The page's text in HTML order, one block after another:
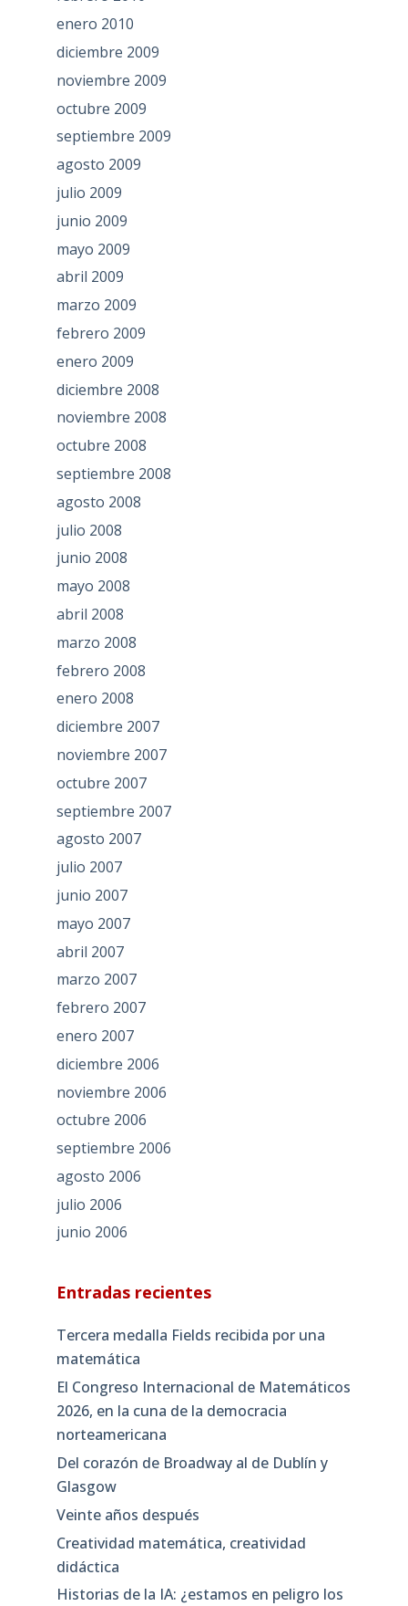
enero 2010
diciembre 2009
noviembre 2009
octubre 2009
septiembre 2009
agosto 2009
julio 2009
junio 2009
mayo 2009
abril 2009
marzo 2009
febrero 2009
enero 2009
diciembre 2008
noviembre 2008
octubre 2008
septiembre 2008
agosto 2008
julio 2008
junio 2008
mayo 2008
abril 2008
marzo 2008
febrero 2008
enero 2008
diciembre 2007
noviembre 2007
octubre 2007
septiembre 2007
agosto 2007
julio 2007
junio 2007
mayo 2007
abril 2007
marzo 2007
febrero 2007
enero 2007
diciembre 2006
noviembre 2006
octubre 2006
septiembre 2006
agosto 2006
julio 2006
junio 2006
Entradas recientes
Tercera medalla Fields recibida por una
matemática
El Congreso Internacional de Matemáticos
2026, en la cuna de la democracia
norteamericana
Del corazón de Broadway al de Dublín y
Glasgow
Veinte años después
Creatividad matemática, creatividad
didáctica
Historias de la IA: ¿estamos en peligro los